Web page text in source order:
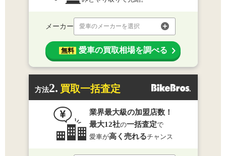
メーカー 愛車のメーカーを選択
無料 愛車の買取相場を調べる
方法2. 買取一括査定
業界最大級の加盟店数！
最大12社の一括査定で
愛車が高く売れるチャンス